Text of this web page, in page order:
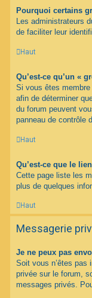
Pourquoi certains
Les administrateurs
de faciliter leur
Haut
Qu’est-ce qu’un «
Si vous êtes membre
afin de déterminer
du forum peuvent
panneau de contrôle
Haut
Qu’est-ce que le
Cette page liste les
plus de quelques
Haut
Messagerie
Je ne peux pas
Soit vous n’êtes pas
privée sur le forum,
messages privés.